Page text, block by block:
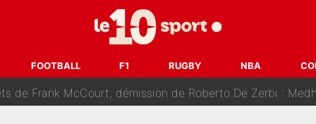
FOOTBALL F1 RUGBY NBA
à Bradley Barcola et Ibrahim Mbaye : Le PSG sur le point
nouveaux joueurs : L’IA dévoile les 5 cracks qui pourraient
McCourt, démission de Roberto De Zerbi : Medhi Benatia se lâche sur son